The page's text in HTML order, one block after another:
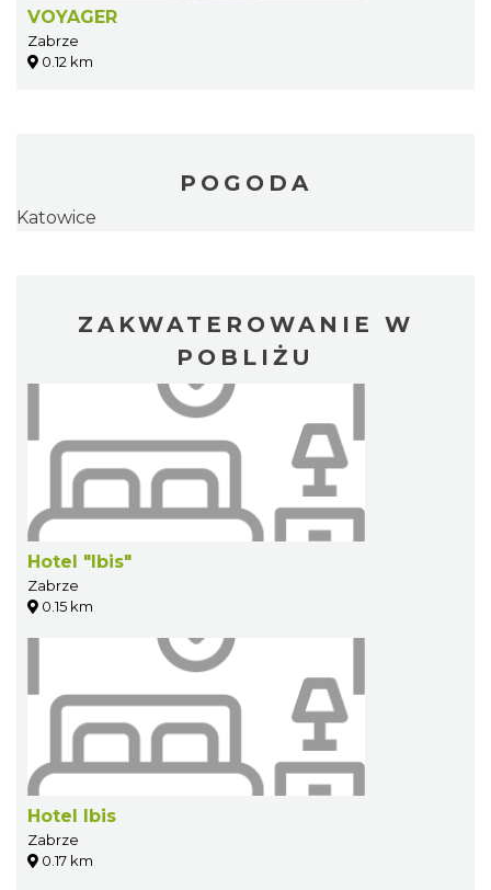
VOYAGER
Zabrze
0.12 km
POGODA
Katowice
ZAKWATEROWANIE W
POBLIŻU
Hotel "Ibis"
Zabrze
0.15 km
Hotel Ibis
Zabrze
0.17 km